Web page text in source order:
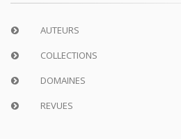
AUTEURS
COLLECTIONS
DOMAINES
REVUES